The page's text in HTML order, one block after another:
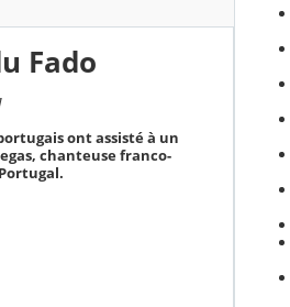
Fado
ont assisté à un
chanteuse franco-